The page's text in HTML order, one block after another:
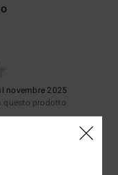
novembre 2025
questo prodotto